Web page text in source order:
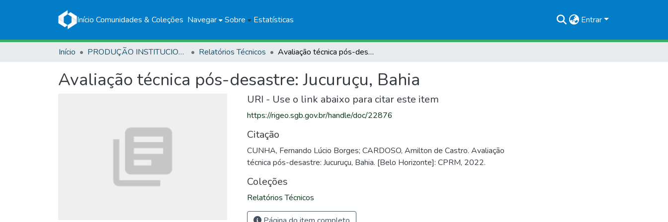
Início Comunidades & Coleções Navegar Sobre Estatísticas Entrar
Início PRODUÇÃO INSTITUCIONAL Relatórios Técnicos Avaliação técnica pós-desastre: Jucuruçu, Bahia
Avaliação técnica pós-desastre: Jucuruçu, Bahia
URI - Use o link abaixo para citar este item
https://rigeo.sgb.gov.br/handle/doc/22876
Citação
CUNHA, Fernando Lúcio Borges; CARDOSO, Amilton de Castro. Avaliação
técnica pós-desastre: Jucuruçu, Bahia. [Belo Horizonte]: CPRM, 2022.
Coleções
Relatórios Técnicos